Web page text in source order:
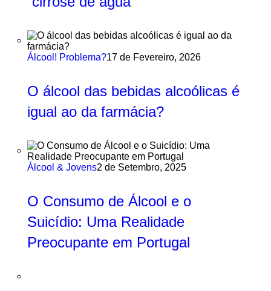
Álcool! Problema?17 de Fevereiro, 2026
O álcool das bebidas alcoólicas é
igual ao da farmácia?
Álcool & Jovens2 de Setembro, 2025
O Consumo de Álcool e o
Suicídio: Uma Realidade
Preocupante em Portugal